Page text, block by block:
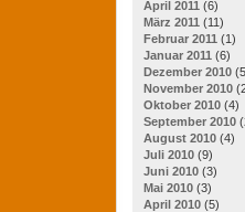
April 2011 (6)
März 2011 (11)
Februar 2011 (1)
Januar 2011 (6)
Dezember 2010
November 2010
Oktober 2010 (4)
September 2010
August 2010 (4)
Juli 2010 (9)
Juni 2010 (3)
Mai 2010 (3)
April 2010 (5)